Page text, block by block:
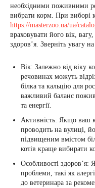
необхідними поживними
вибрати корм. При виборі
https://masterzoo.ua/ua/
враховувати його вік,
здоров’я. Зверніть увагу
Вік: Залежно від віку
речовинах можуть
білка та кальцію для
важливий баланс
та енергії.
Активність: Якщо ваш
проводить на вулиці,
підвищеним вмістом
котів краще вибирати
Особливості здоров’я:
проблеми, такі як
до ветеринара за